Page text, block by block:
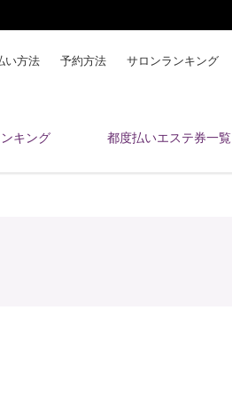
い方法 予約方法 サロンランキング
キング 都度払いエステ券一覧
お支払い方法
予約方法